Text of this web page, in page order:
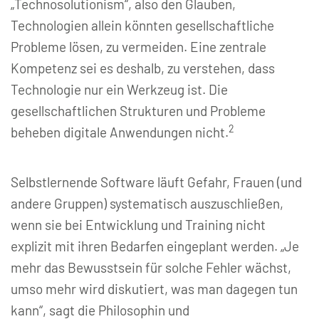
„Technosolutionism“, also den Glauben,
Technologien allein könnten gesellschaftliche
Probleme lösen, zu vermeiden. Eine zentrale
Kompetenz sei es deshalb, zu verstehen, dass
Technologie nur ein Werkzeug ist. Die
gesellschaftlichen Strukturen und Probleme
beheben digitale Anwendungen nicht.2
Selbstlernende Software läuft Gefahr, Frauen (und
andere Gruppen) systematisch auszuschließen,
wenn sie bei Entwicklung und Training nicht
explizit mit ihren Bedarfen eingeplant werden. „Je
mehr das Bewusstsein für solche Fehler wächst,
umso mehr wird diskutiert, was man dagegen tun
kann“, sagt die Philosophin und